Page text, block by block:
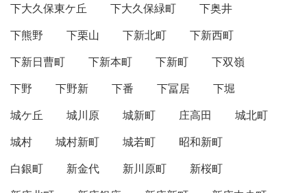
下大久保東ケ丘
下大久保緑町
下奥井
下熊野
下栗山 下新北町
下新西町
下新日曹町
下新本町 下新町
下双嶺
下野
下野新 下番 下冨居
下堀
城ケ丘
城川原 城新町 庄高田
城北町
城村
城村新町 城若町
昭和新町
白銀町
新金代 新川原町
新桜町